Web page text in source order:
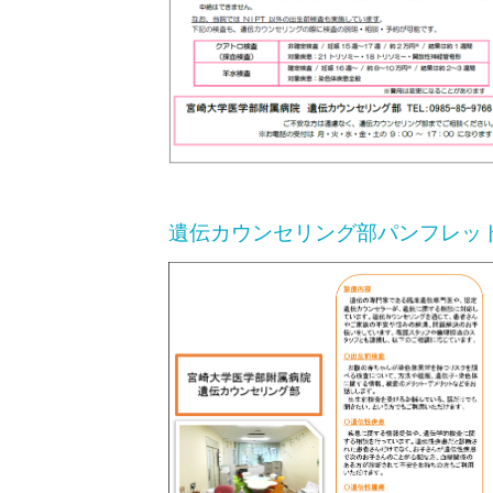
遺伝カウンセリング部パンフレッ